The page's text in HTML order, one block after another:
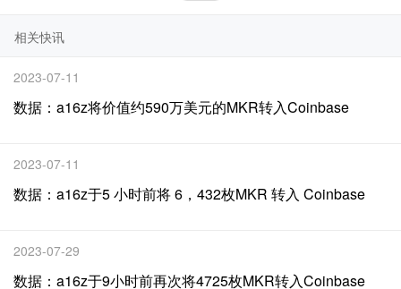
相关快讯
2023-07-11
数据：a16z将价值约590万美元的MKR转入Coinbase
2023-07-11
数据：a16z于5 小时前将 6，432枚MKR 转入 Coinbase
2023-07-29
数据：a16z于9小时前再次将4725枚MKR转入Coinbase